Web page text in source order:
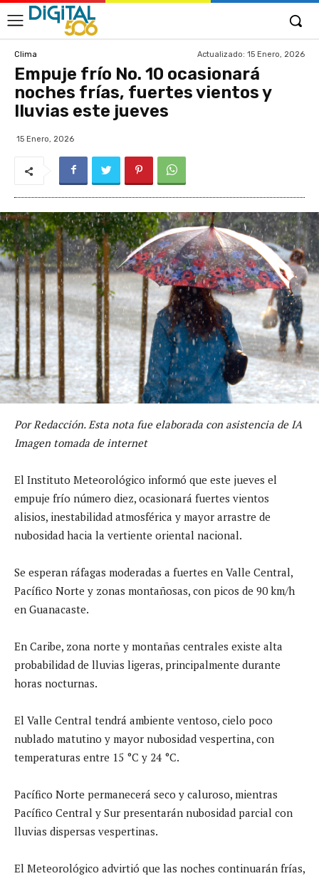
Clima Actualizado: 15 Enero, 2026
Empuje frío No. 10 ocasionará
noches frías, fuertes vientos y
lluvias este jueves
15 Enero, 2026
Por Redacción. Esta nota fue elaborada con asistencia de IA
Imagen tomada de internet
El Instituto Meteorológico informó que este jueves el
empuje frío número diez, ocasionará fuertes vientos
alisios, inestabilidad atmosférica y mayor arrastre de
nubosidad hacia la vertiente oriental nacional.
Se esperan ráfagas moderadas a fuertes en Valle Central,
Pacífico Norte y zonas montañosas, con picos de 90 km/h
en Guanacaste.
En Caribe, zona norte y montañas centrales existe alta
probabilidad de lluvias ligeras, principalmente durante
horas nocturnas.
El Valle Central tendrá ambiente ventoso, cielo poco
nublado matutino y mayor nubosidad vespertina, con
temperaturas entre 15 °C y 24 °C.
Pacífico Norte permanecerá seco y caluroso, mientras
Pacífico Central y Sur presentarán nubosidad parcial con
lluvias dispersas vespertinas.
El Meteorológico advirtió que las noches continuarán frías,